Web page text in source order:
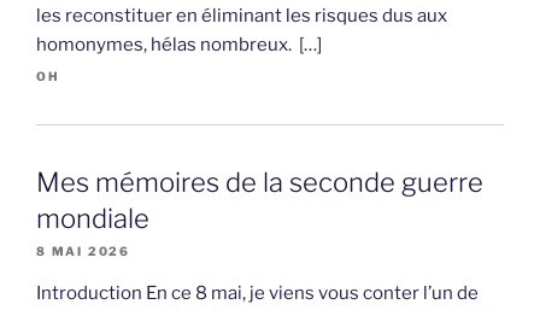
les reconstituer en éliminant les risques dus aux
homonymes, hélas nombreux. […]
OH
Mes mémoires de la seconde guerre
mondiale
8 MAI 2026
Introduction En ce 8 mai, je viens vous conter l’un de